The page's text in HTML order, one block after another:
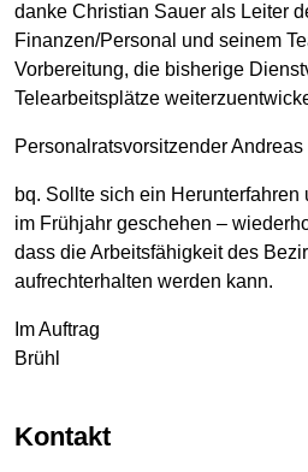
danke Christian Sauer als Leiter
Finanzen/Personal und seinem
Vorbereitung, die bisherige
Telearbeitsplätze
Personalratsvorsitzender Andreas
bq. Sollte sich ein
im Frühjahr geschehen –
dass die Arbeitsfähigkeit des
aufrechterhalten werden kann.
Im Auftrag
Brühl
Kontakt